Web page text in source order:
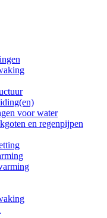
voor water
en regenpijpen